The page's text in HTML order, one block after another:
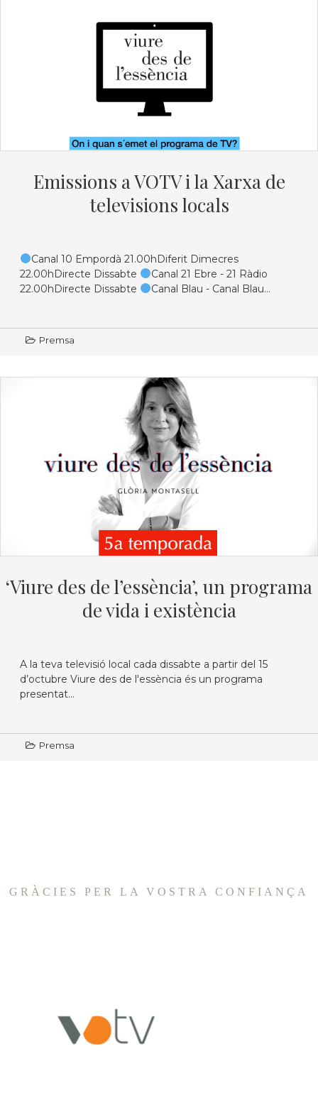
Emissions a VOTV i la Xarxa de
televisions locals
Premsa
Canal 10 Empordà 21.00hDiferit Dimecres
22.00hDirecte Dissabte
Canal 21 Ebre - 21 Ràdio
22.00hDirecte Dissabte
Canal Blau - Canal Blau...
‘Viure des de l’essència’, un programa
de vida i existència
Premsa
A la teva televisió local cada dissabte a partir del 15
d’octubre Viure des de l'essència és un programa
presentat...
GRÀCIES PER LA VOSTRA CONFIANÇA